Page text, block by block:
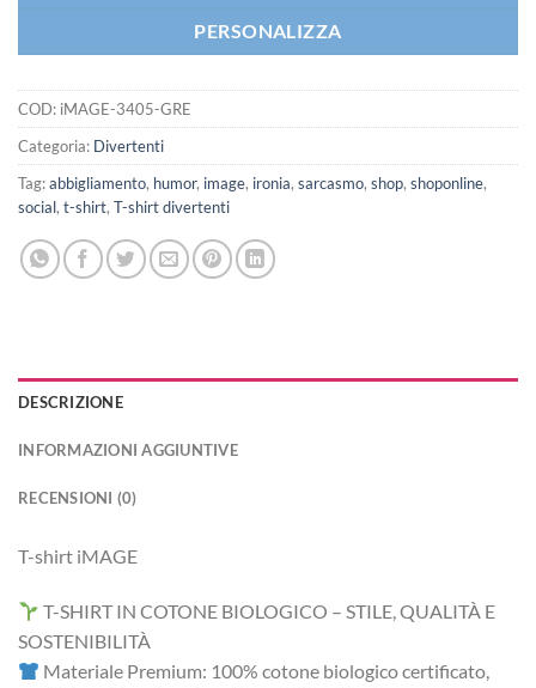
PERSONALIZZA
COD: iMAGE-3405-GRE
Categoria: Divertenti
Tag:abbigliamento, humor, image, ironia, sarcasmo, shop, shoponline,
social, t-shirt, T-shirt divertenti
DESCRIZIONE
INFORMAZIONI AGGIUNTIVE
RECENSIONI (0)
T-shirt iMAGE
T-SHIRT IN COTONE BIOLOGICO – STILE, QUALITÀ E
SOSTENIBILITÀ
Materiale Premium: 100% cotone biologico certificato,